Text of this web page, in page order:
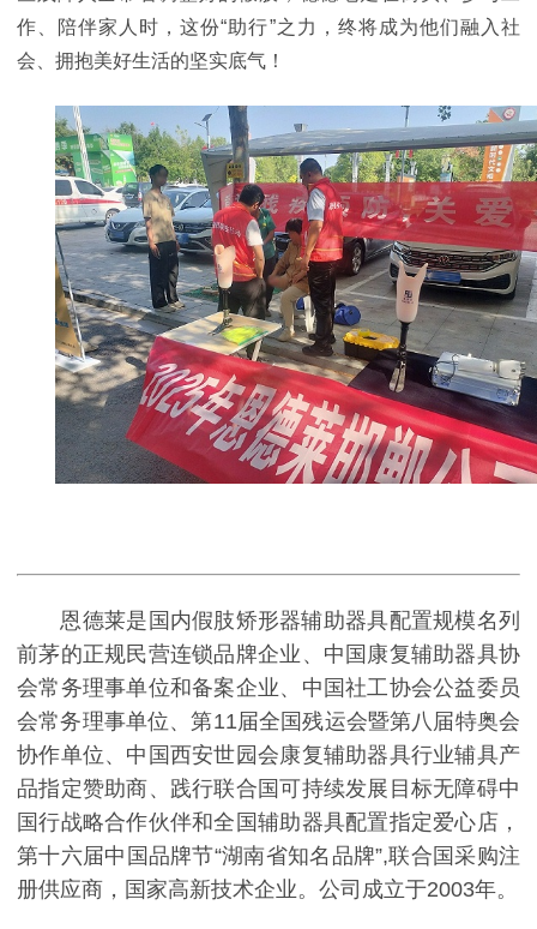
作、陪伴家人时，这份“助行”之力，终将成为他们融入社
会、拥抱美好生活的坚实底气！
恩德莱是国内假肢矫形器辅助器具配置规模名列
前茅的正规民营连锁品牌企业、中国康复辅助器具协
会常务理事单位和备案企业、中国社工协会公益委员
会常务理事单位、第11届全国残运会暨第八届特奥会
协作单位、中国西安世园会康复辅助器具行业辅具产
品指定赞助商、践行联合国可持续发展目标无障碍中
国行战略合作伙伴和全国辅助器具配置指定爱心店，
第十六届中国品牌节“湖南省知名品牌”,联合国采购注
册供应商，国家高新技术企业。公司成立于2003年。